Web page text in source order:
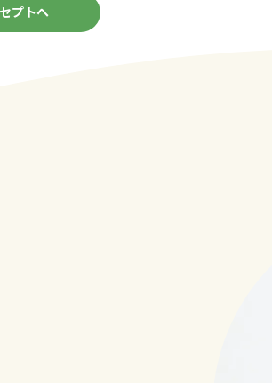
プトへ